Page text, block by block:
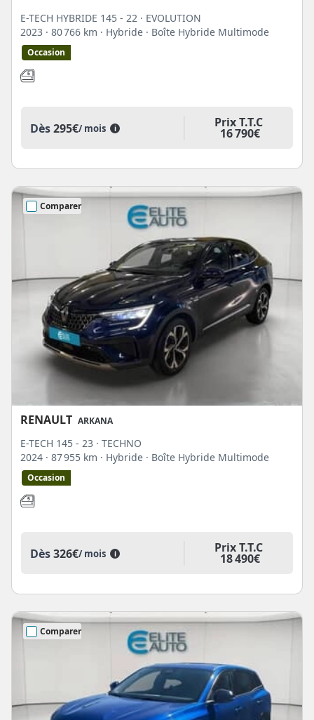
E-TECH HYBRIDE 145 - 22 · EVOLUTION
2023 · 80 766 km · Hybride · Boîte Hybride Multimode
Occasion
Dès295€/ mois i Prix T.T.C
16 790€
Comparer
RENAULT ARKANA
E-TECH 145 - 23 · TECHNO
2024 · 87 955 km · Hybride · Boîte Hybride Multimode
Occasion
Dès326€/ mois i Prix T.T.C
18 490€
Comparer